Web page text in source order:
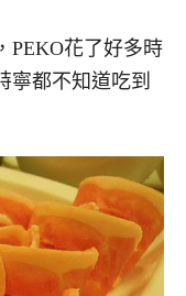
PEKO花了好多時
寧都不知道吃到